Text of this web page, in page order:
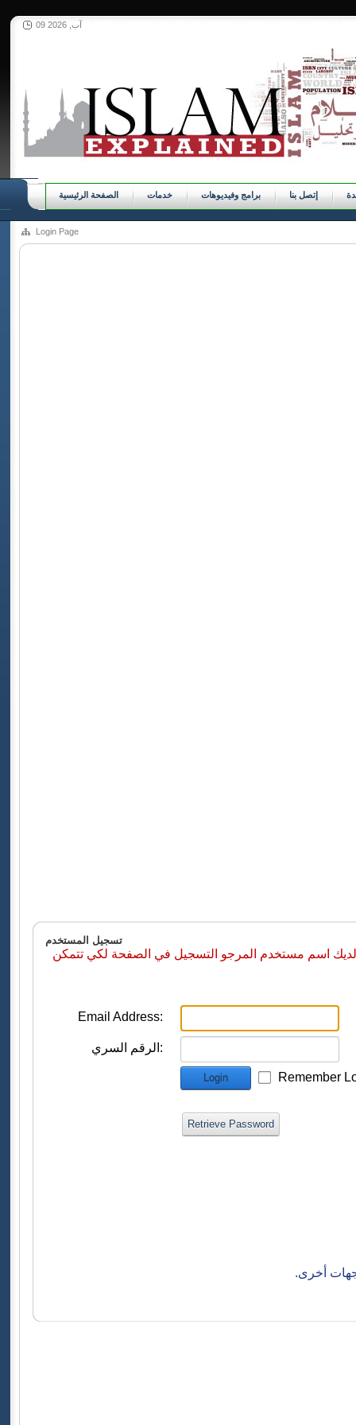
09 آب, 2026
الصفحة الرئيسية خدمات برامج وفيديوهات إتصل بنا
Login Page
تسجيل المستخدم
اسم مستخدم المرجو التسجيل في الصفحة لكي تتمكن
Email Address:
الرقم السري:
Login Remember
Retrieve Password
أخرى.